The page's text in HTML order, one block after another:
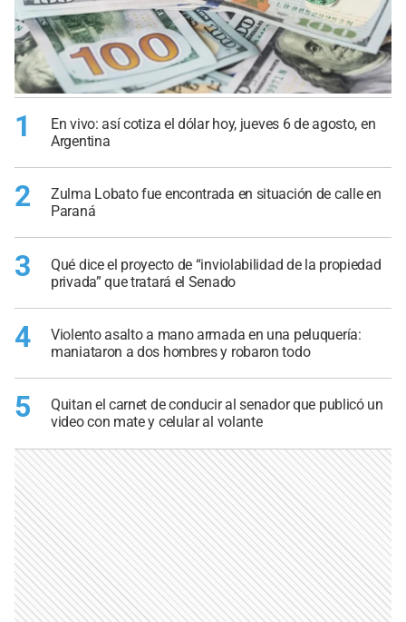
1
En vivo: así cotiza el dólar hoy, jueves 6 de agosto, en
Argentina
2
Zulma Lobato fue encontrada en situación de calle en
Paraná
3
Qué dice el proyecto de “inviolabilidad de la propiedad
privada” que tratará el Senado
4
Violento asalto a mano armada en una peluquería:
maniataron a dos hombres y robaron todo
5
Quitan el carnet de conducir al senador que publicó un
video con mate y celular al volante